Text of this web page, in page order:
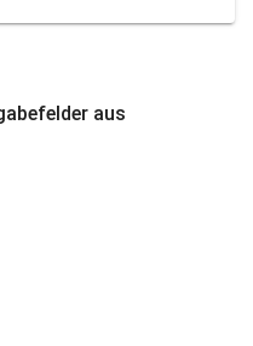
aus